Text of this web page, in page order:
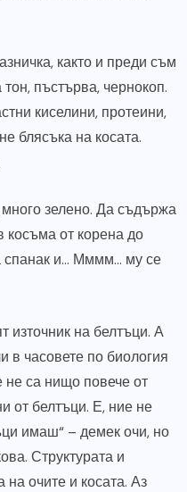
както и преди съм
пъстърва, чернокоп.
киселини, протеини,
блясъка на косата.
много зелено. Да съдържа
косъма от корена до
спанак и… Мммм… му се
източник на белтъци. А
в часовете по биология
не са нищо повече от
от белтъци. Е, ние не
имаш“ – демек очи, но
Структурата и
на очите и косата. Аз